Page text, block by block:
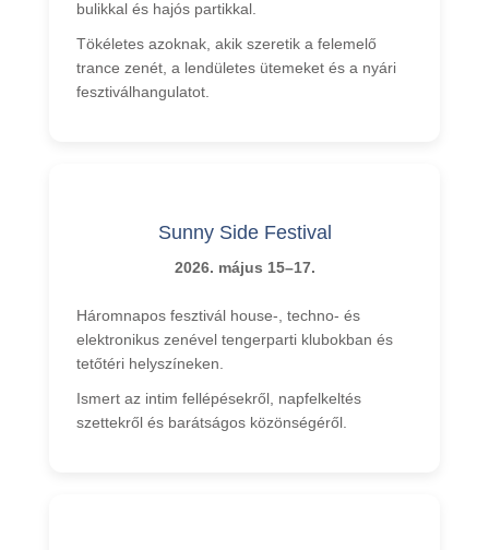
bulikkal és hajós partikkal.
Tökéletes azoknak, akik szeretik a felemelő
trance zenét, a lendületes ütemeket és a nyári
fesztiválhangulatot.
Sunny Side Festival
2026. május 15–17.
Háromnapos fesztivál house-, techno- és
elektronikus zenével tengerparti klubokban és
tetőtéri helyszíneken.
Ismert az intim fellépésekről, napfelkeltés
szettekről és barátságos közönségéről.